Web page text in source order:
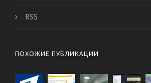
RSS
ПОХОЖИЕ ПУБЛИКАЦИИ